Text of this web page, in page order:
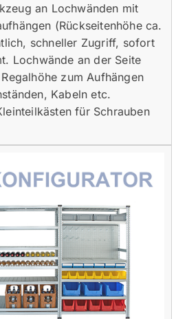
an Lochwänden mit
(Rückseitenhöhe ca.
schneller Zugriff, sofort
Lochwände an der Seite
zum Aufhängen
Kabeln etc.
für Schrauben